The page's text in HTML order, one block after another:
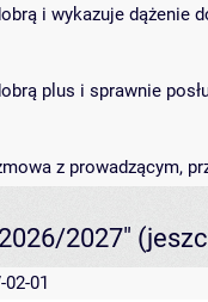
i wykazuje
plus i sprawnie
z prowadzącym,
2027"
02-01